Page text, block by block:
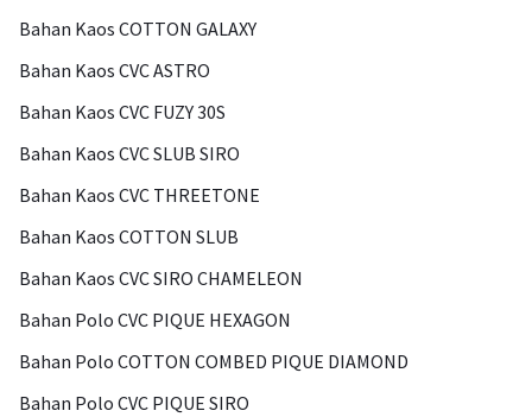
Bahan Kaos COTTON GALAXY
Bahan Kaos CVC ASTRO
Bahan Kaos CVC FUZY 30S
Bahan Kaos CVC SLUB SIRO
Bahan Kaos CVC THREETONE
Bahan Kaos COTTON SLUB
Bahan Kaos CVC SIRO CHAMELEON
Bahan Polo CVC PIQUE HEXAGON
Bahan Polo COTTON COMBED PIQUE DIAMOND
Bahan Polo CVC PIQUE SIRO